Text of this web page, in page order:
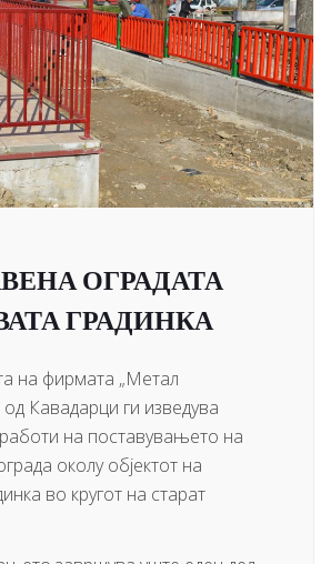
ОГРАДАТА
ГРАДИНКА
на фирмата „Метал
Кавадарци ги изведува
на поставувањето на
околу објектот на
во кругот на старат